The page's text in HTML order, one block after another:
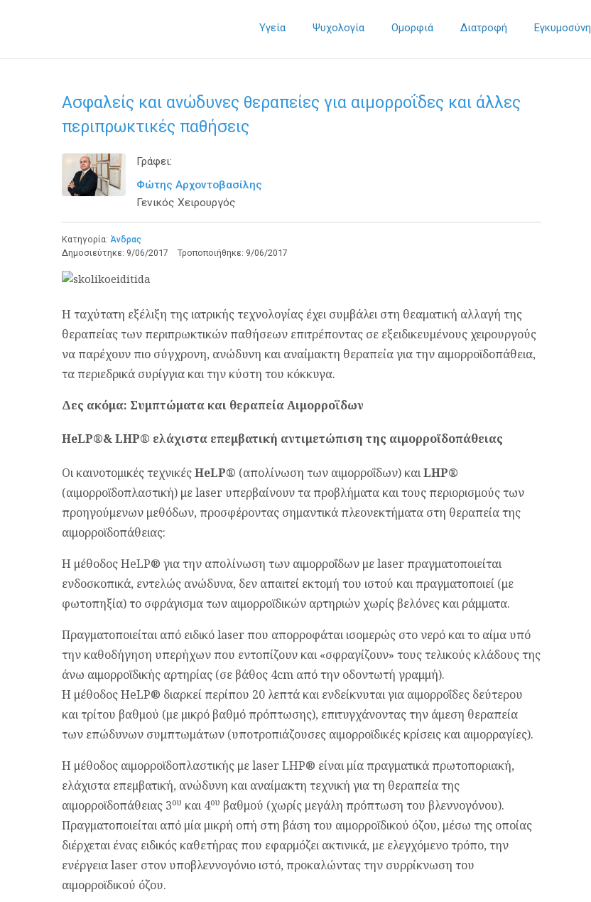
Υγεία Ψυχολογία Ομορφιά Διατροφή Εγκυμοσύνη
Ασφαλείς και ανώδυνες θεραπείες για αιμορροΐδες και άλλες
περιπρωκτικές παθήσεις
Γράφει:
Φώτης Αρχοντοβασίλης
Γενικός Χειρουργός
Κατηγορία: Άνδρας
Δημοσιεύτηκε: 9/06/2017 Τροποποιήθηκε: 9/06/2017
Η ταχύτατη εξέλιξη της ιατρικής τεχνολογίας έχει συμβάλει στη θεαματική αλλαγή της
θεραπείας των περιπρωκτικών παθήσεων επιτρέποντας σε εξειδικευμένους χειρουργούς
να παρέχουν πιο σύγχρονη, ανώδυνη και αναίμακτη θεραπεία για την αιμορροϊδοπάθεια,
τα περιεδρικά συρίγγια και την κύστη του κόκκυγα.
Δες ακόμα: Συμπτώματα και θεραπεία Αιμορροΐδων
HeLP®& LHP® ελάχιστα επεμβατική αντιμετώπιση της αιμορροϊδοπάθειας
Οι καινοτομικές τεχνικέςHeLP® (απολίνωση των αιμορροΐδων) καιLHP®
(αιμορροϊδοπλαστική) με laser υπερβαίνουν τα προβλήματα και τους περιορισμούς των
προηγούμενων μεθόδων, προσφέροντας σημαντικά πλεονεκτήματα στη θεραπεία της
αιμορροϊδοπάθειας:
Η μέθοδος HeLP® για την απολίνωση των αιμορροΐδων με laser πραγματοποιείται
ενδοσκοπικά, εντελώς ανώδυνα, δεν απαιτεί εκτομή του ιστού και πραγματοποιεί (με
φωτοπηξία) το σφράγισμα των αιμορροϊδικών αρτηριών χωρίς βελόνες και ράμματα.
Πραγματοποιείται από ειδικό laser που απορροφάται ισομερώς στο νερό και το αίμα υπό
την καθοδήγηση υπερήχων που εντοπίζουν και «σφραγίζουν» τους τελικούς κλάδους της
άνω αιμορροϊδικής αρτηρίας (σε βάθος 4cm από την οδοντωτή γραμμή).
Η μέθοδος HeLP® διαρκεί περίπου 20 λεπτά και ενδείκνυται για αιμορροΐδες δεύτερου
και τρίτου βαθμού (με μικρό βαθμό πρόπτωσης), επιτυγχάνοντας την άμεση θεραπεία
των επώδυνων συμπτωμάτων (υποτροπιάζουσες αιμορροϊδικές κρίσεις και αιμορραγίες).
Η μέθοδος αιμορροϊδοπλαστικής με laser LHP® είναι μία πραγματικά πρωτοποριακή,
ελάχιστα επεμβατική, ανώδυνη και αναίμακτη τεχνική για τη θεραπεία της
αιμορροϊδοπάθειας 3ου και 4ου βαθμού (χωρίς μεγάλη πρόπτωση του βλεννογόνου).
Πραγματοποιείται από μία μικρή οπή στη βάση του αιμορροϊδικού όζου, μέσω της οποίας
διέρχεται ένας ειδικός καθετήρας που εφαρμόζει ακτινικά, με ελεγχόμενο τρόπο, την
ενέργεια laser στον υποβλεννογόνιο ιστό, προκαλώντας την συρρίκνωση του
αιμορροϊδικού όζου.